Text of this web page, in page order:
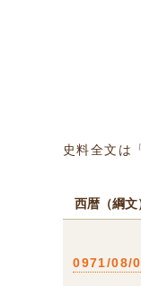
史料全文は
西暦（綱文
0971/08/